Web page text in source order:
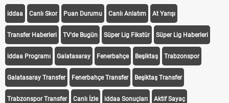
iddaa Canlı Skor Puan Durumu Canlı Anlatım At Yarışı
Transfer Haberleri TV'de Bugün Süper Lig Fikstür Süper Lig Haberleri
iddaa Programı Galatasaray Fenerbahçe Beşiktaş Trabzonspor
Galatasaray Transfer Fenerbahçe Transfer Beşiktaş Transfer
Trabzonspor Transfer Canlı İzle iddaa Sonuçları Aktif Sayaç